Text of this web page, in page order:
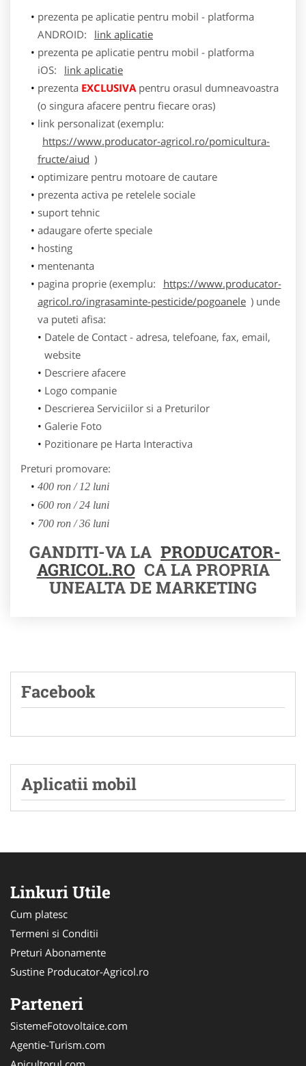
prezenta pe aplicatie pentru mobil - platforma
ANDROID:
link aplicatie
prezenta pe aplicatie pentru mobil - platforma
iOS:
link aplicatie
prezenta EXCLUSIVApentru orasul dumneavoastra
(o singura afacere pentru fiecare oras)
link personalizat (exemplu:
https://www.producator-agricol.ro/pomicultura-
fructe/aiud )
optimizare pentru motoare de cautare
prezenta activa pe retelele sociale
suport tehnic
adaugare oferte speciale
hosting
mentenanta
pagina proprie (exemplu:
https://www.producator-
agricol.ro/ingrasaminte-pesticide/pogoanele ) unde
va puteti afisa:
Datele de Contact - adresa, telefoane, fax, email,
website
Descriere afacere
Logo companie
Descrierea Serviciilor si a Preturilor
Galerie Foto
Pozitionare pe Harta Interactiva
Preturi promovare:
400 ron / 12 luni
600 ron / 24 luni
700 ron / 36 luni
GANDITI-VA LA PRODUCATOR-
AGRICOL.RO CA LA PROPRIA
UNEALTA DE MARKETING
Facebook
Aplicatii mobil
Linkuri Utile
Cum platesc
Termeni si Conditii
Preturi Abonamente
Sustine Producator-Agricol.ro
Parteneri
SistemeFotovoltaice.com
Agentie-Turism.com